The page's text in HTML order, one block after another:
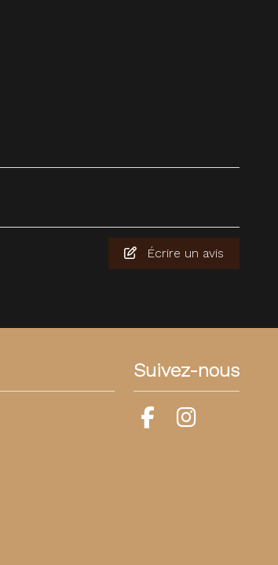
Écrire un avis
Suivez-nous